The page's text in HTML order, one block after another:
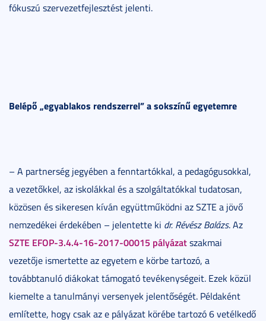
fókuszú szervezetfejlesztést jelenti.
Belépő „egyablakos rendszerrel” a sokszínű egyetemre
– A partnerség jegyében a fenntartókkal, a pedagógusokkal,
a vezetőkkel, az iskolákkal és a szolgáltatókkal tudatosan,
közösen és sikeresen kíván együttműködni az SZTE a jövő
nemzedékei érdekében – jelentette ki dr. Révész Balázs. Az
SZTE EFOP-3.4.4-16-2017-00015 pályázatszakmai
vezetője ismertette az egyetem e körbe tartozó, a
továbbtanuló diákokat támogató tevékenységeit. Ezek közül
kiemelte a tanulmányi versenyek jelentőségét. Példaként
említette, hogy csak az e pályázat körébe tartozó 6 vetélkedő